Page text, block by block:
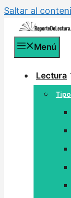
Saltar al
Menú
Lectura